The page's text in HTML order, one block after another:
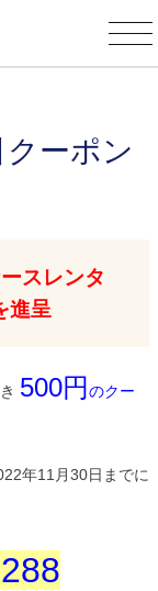
ーポン
スレンタ
進呈
500円のクー
年11月30日までに